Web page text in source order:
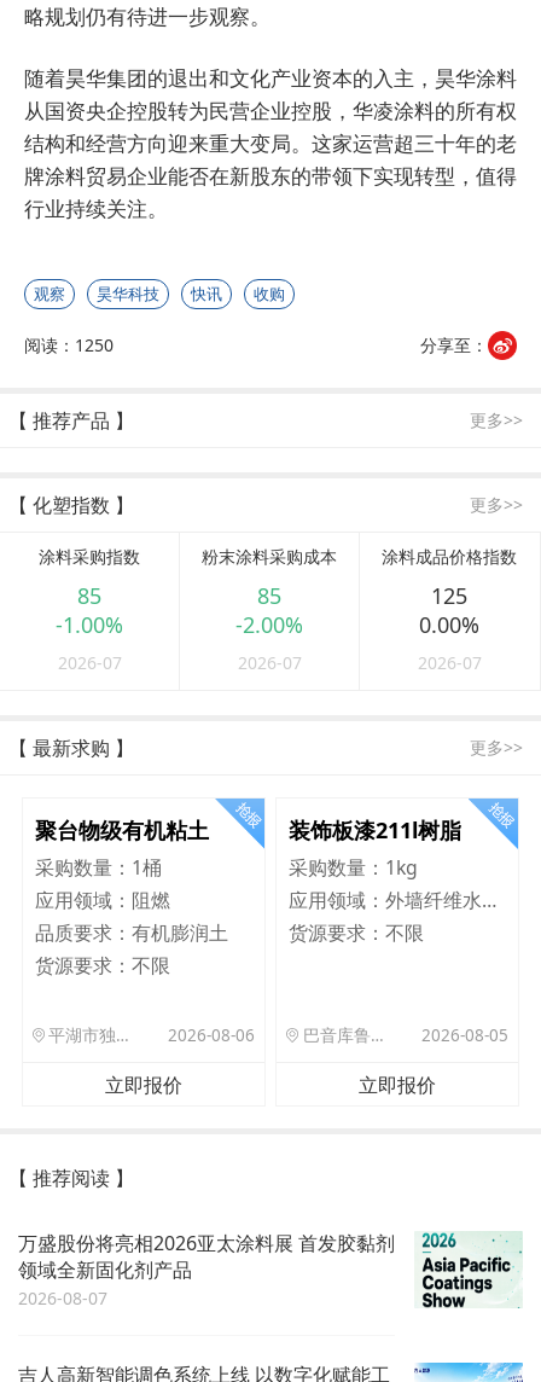
略规划仍有待进一步观察。
随着昊华集团的退出和文化产业资本的入主，昊华涂料
从国资央企控股转为民营企业控股，华凌涂料的所有权
结构和经营方向迎来重大变局。这家运营超三十年的老
牌涂料贸易企业能否在新股东的带领下实现转型，值得
行业持续关注。
观察 昊华科技 快讯 收购
阅读：1250 分享至：
【 推荐产品 】 更多>>
【 化塑指数 】 更多>>
涂料采购指数
85
-1.00%
2026-07
粉末涂料采购成本
85
-2.00%
2026-07
涂料成品价格指数
125
0.00%
2026-07
【 最新求购 】 更多>>
聚台物级有机粘土
采购数量： 1桶
应用领域： 阻燃
品质要求： 有机膨润土
货源要求： 不限
平湖市独山港镇集港路 589 号 2026-08-06
立即报价
装饰板漆211l树脂
采购数量： 1kg
应用领域：
外墙纤维水泥板
货源要求：不限
巴音库鲁提镇,托帕口岸六号库房 2026-08-05
立即报价
【 推荐阅读 】
万盛股份将亮相2026亚太涂料展 首发胶黏剂
领域全新固化剂产品
2026-08-07
吉人高新智能调色系统上线 以数字化赋能工